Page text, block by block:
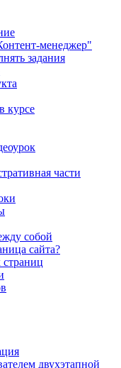
менеджер"
задания
курсе
части
собой
сайта?
двухэтапной